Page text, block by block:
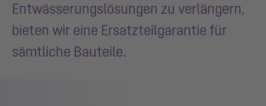
Entwässerungslösungen zu verlängern,
bieten wir eine Ersatzteilgarantie für
sämtliche Bauteile.